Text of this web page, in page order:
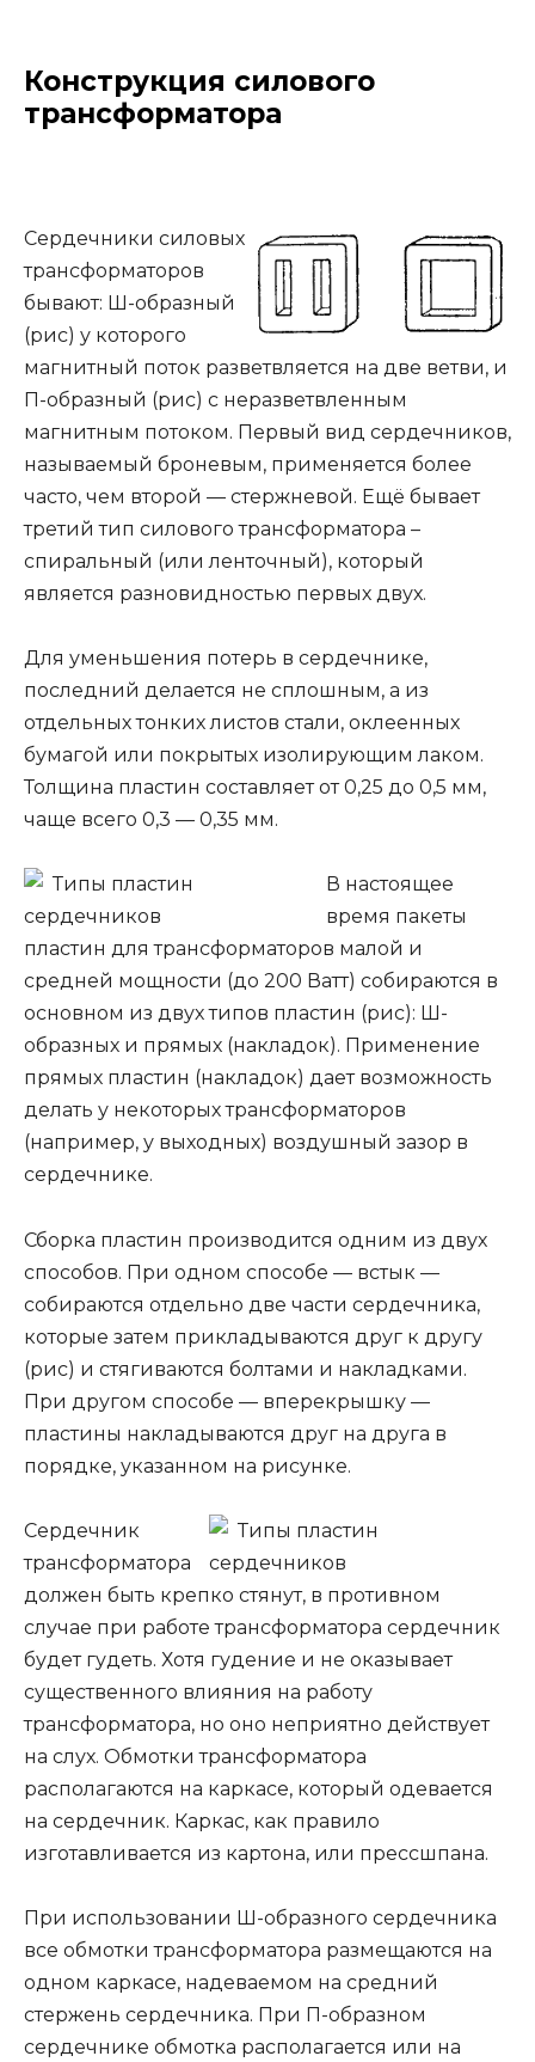
Конструкция силового
трансформатора
Сердечники силовых
трансформаторов
бывают: Ш-образный
(рис) у которого
магнитный поток разветвляется на две ветви, и
П-образный (рис) с неразветвленным
магнитным потоком. Первый вид сердечников,
называемый броневым, применяется более
часто, чем второй — стержневой. Ещё бывает
третий тип силового трансформатора –
спиральный (или ленточный), который
является разновидностью первых двух.
Для уменьшения потерь в сердечнике,
последний делается не сплошным, а из
отдельных тонких листов стали, оклеенных
бумагой или покрытых изолирующим лаком.
Толщина пластин составляет от 0,25 до 0,5 мм,
чаще всего 0,3 — 0,35 мм.
В настоящее
время пакеты
пластин для трансформаторов малой и
средней мощности (до 200 Ватт) собираются в
основном из двух типов пластин (рис): Ш-
образных и прямых (накладок). Применение
прямых пластин (накладок) дает возможность
делать у некоторых трансформаторов
(например, у выходных) воздушный зазор в
сердечнике.
Сборка пластин производится одним из двух
способов. При одном способе — встык —
собираются отдельно две части сердечника,
которые затем прикладываются друг к другу
(рис) и стягиваются болтами и накладками.
При другом способе — вперекрышку —
пластины накладываются друг на друга в
порядке, указанном на рисунке.
Сердечник
трансформатора
должен быть крепко стянут, в противном
случае при работе трансформатора сердечник
будет гудеть. Хотя гудение и не оказывает
существенного влияния на работу
трансформатора, но оно неприятно действует
на слух. Обмотки трансформатора
располагаются на каркасе, который одевается
на сердечник. Каркас, как правило
изготавливается из картона, или прессшпана.
При использовании Ш-образного сердечника
все обмотки трансформатора размещаются на
одном каркасе, надеваемом на средний
стержень сердечника. При П-образном
сердечнике обмотка располагается или на